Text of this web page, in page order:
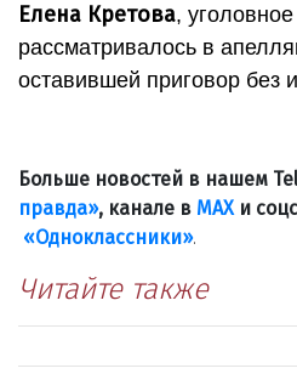
Елена Кретова,
рассматривалось в
оставившей приговор без
Больше новостей в нашем
правда», канале в МАХи
«Одноклассники».
Читайте также